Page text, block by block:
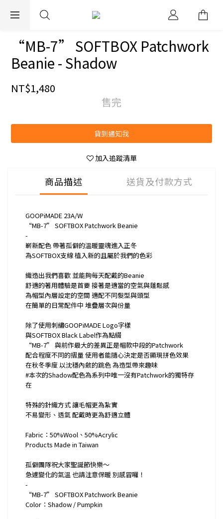
EXPRESS WORLDWIDE SHIPPING
“MB-7” SOFTBOX Patchwork
Beanie - Shadow
NT$1,480
售完
貨到通知我
加入追蹤清單
商品描述 送貨及付款方式
GOOPiMADE 23A/W
“MB-7” SOFTBOX Patchwork Beanie
-
嶄新配色 帶著孤僻的溫暖靈魂進入正冬
為SOFTBOX支線 植入新的且屬於我們的色彩
織造出我們喜歡 並能夠每天配戴的Beanie
舒適的著用體驗是首要 接著是適當的空氣與蓬鬆感
為帽型內層設定的空間 適配不同髮型與頭型
在簡單的日常配件中 堆疊層次與份量
除了使用刺繡GOOPiMADE Logo字樣
與SOFTBOX Black Label作為點綴
“MB-7” 與前作最大的差異正是帽款中段的Patchwork
配合程度不同的摺量 使用者能隨心決定是否顯現拼色效果
在秋冬季度 以沈穩內斂的跳色 為造型帶來趣味
#本次的Shadow配色為系列中唯一沒有Patchwork的獨特存
在
特殊的針織方式 讓毛帽更為紮實
不易變形、透氣 配戴時更為舒適立體
Fabric：50%Wool、50%Acrylic
Products Made in Taiwan
孤僻團隊祝大家聖誕節快樂～
急遽變化的氣溫 也請注意保暖 別感冒囉！
-
“MB-7” SOFTBOX Patchwork Beanie
Color：Shadow / Pumpkin